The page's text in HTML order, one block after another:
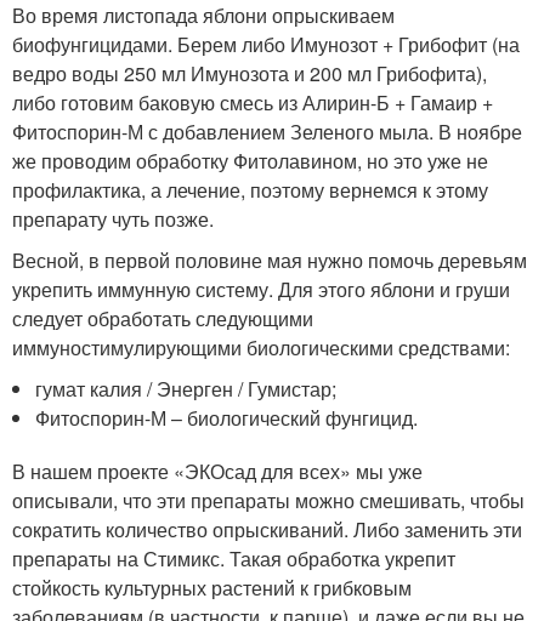
Во время листопада яблони опрыскиваем
биофунгицидами. Берем либо Имунозот + Грибофит (на
ведро воды 250 мл Имунозота и 200 мл Грибофита),
либо готовим баковую смесь из Алирин-Б + Гамаир +
Фитоспорин-М с добавлением Зеленого мыла. В ноябре
же проводим обработку Фитолавином, но это уже не
профилактика, а лечение, поэтому вернемся к этому
препарату чуть позже.
Весной, в первой половине мая нужно помочь деревьям
укрепить иммунную систему. Для этого яблони и груши
следует обработать следующими
иммуностимулирующими биологическими средствами:
гумат калия / Энерген / Гумистар;
Фитоспорин-М – биологический фунгицид.
В нашем проекте «ЭКОсад для всех» мы уже
описывали, что эти препараты можно смешивать, чтобы
сократить количество опрыскиваний. Либо заменить эти
препараты на Стимикс. Такая обработка укрепит
стойкость культурных растений к грибковым